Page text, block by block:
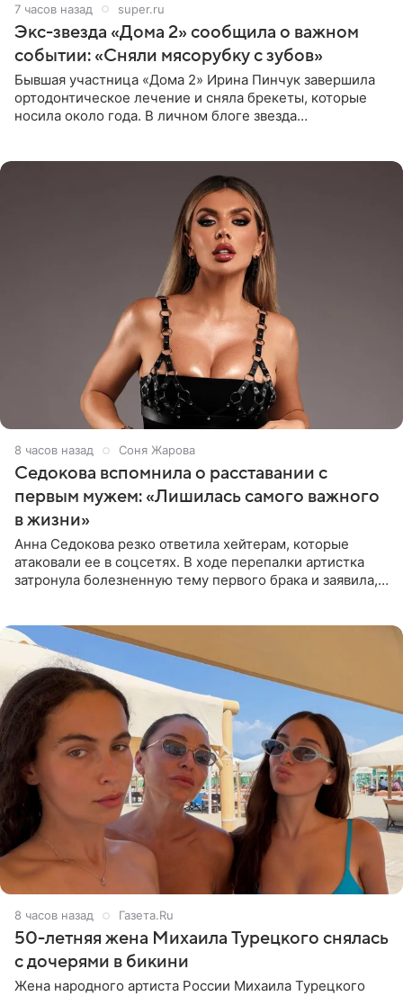
7 часов назад super.ru
Экс-звезда «Дома 2» сообщила о важном
событии: «Сняли мясорубку с зубов»
Бывшая участница «Дома 2» Ирина Пинчук завершила
ортодонтическое лечение и сняла брекеты, которые
носила около года. В личном блоге звезда
8 часов назад Соня Жарова
Седокова вспомнила о расставании с
первым мужем: «Лишилась самого важного
в жизни»
Анна Седокова резко ответила хейтерам, которые
атаковали ее в соцсетях. В ходе перепалки артистка
затронула болезненную тему первого брака и заявила,
8 часов назад Газета.Ru
50-летняя жена Михаила Турецкого снялась
с дочерями в бикини
Жена народного артиста России Михаила Турецкого